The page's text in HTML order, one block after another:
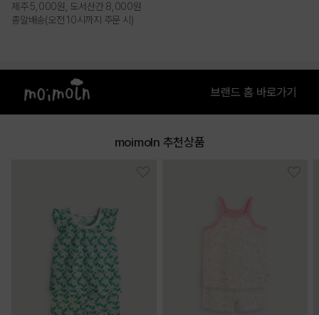
[모이몰른] E플린레이온 싱글 스판 반팔 안심 실내복
부드러운 촉감과 심리스 봉제로 편안함을 더한 레이온 싱글스판 실내복
편안한 무드의 레이온 싱글스판 소재를 사용하여 아이의 피부에 닿는
제주 5,000원, 도서산간 8,000원
총알배송(오전 10시까지 주문 시)
moimoln 추천상품